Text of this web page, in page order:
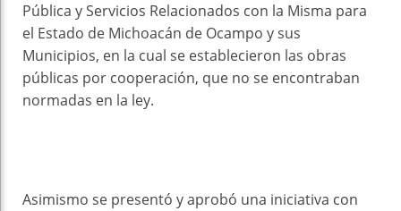
Pública y Servicios Relacionados con la Misma para
el Estado de Michoacán de Ocampo y sus
Municipios, en la cual se establecieron las obras
públicas por cooperación, que no se encontraban
normadas en la ley.
Asimismo se presentó y aprobó una iniciativa con